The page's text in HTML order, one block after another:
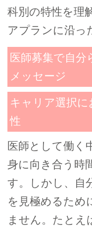
科別の特性を理
アプランに沿っ
医師募集で自
メッセージ
キャリア選択
性
医師として働く
身に向き合う時
す。しかし、自
を見極めるため
ません。たとえ